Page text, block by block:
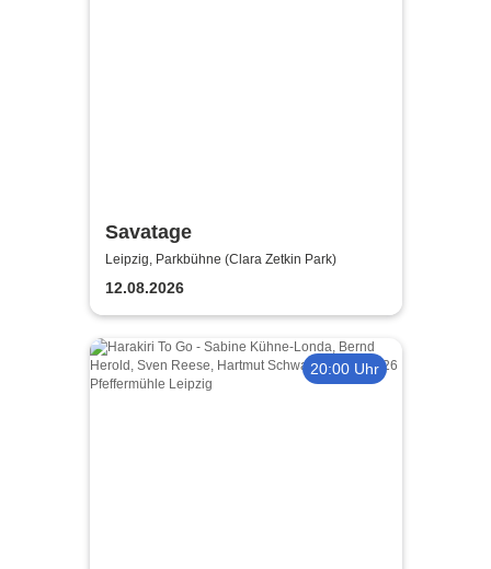
Savatage
Leipzig, Parkbühne (Clara Zetkin Park)
12.08.2026
20:00 Uhr